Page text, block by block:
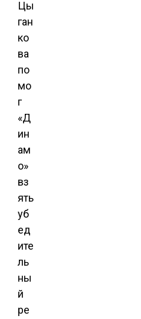
Цы
ган
ко
ва
по
мо
г
«Д
ин
ам
о»
вз
ять
уб
ед
ите
ль
ны
й
ре